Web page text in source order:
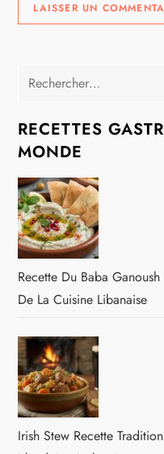
Rechercher :
RECETTES
MONDE
Recette Du Baba
De La Cuisine Libanaise
Irish Stew Recette